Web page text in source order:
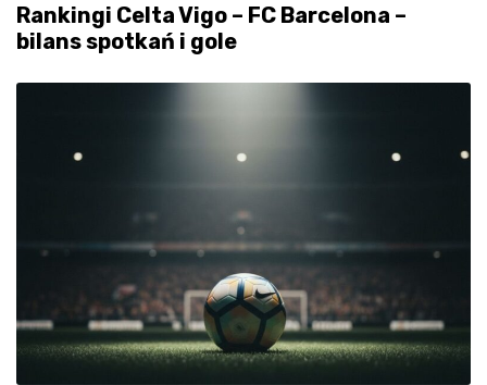
Rankingi Celta Vigo – FC Barcelona –
bilans spotkań i gole